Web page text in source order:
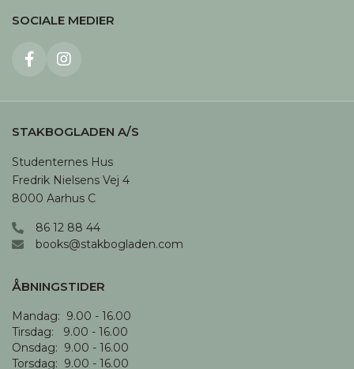
anvender vi cookies til at registrere, hvad vores
disse oplysninger til at forbedre vores
knapperne herunder. Du kan til enhver tid ændre
Læs mere i vores cookiepolitik
ACCEPTER ALLE
SOCIALE MEDIER
STAKBOGLADEN A/S
Studenternes Hus
Fredrik Nielsens Vej 4
8000 Aarhus C
86 12 88 44
books@stakbogladen.com
ÅBNINGSTIDER
Mandag:  9.00 - 16.00
Tirsdag:   9.00 - 16.00
Onsdag:  9.00 - 16.00
Torsdag:  9.00 - 16.00